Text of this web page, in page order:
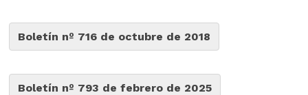
Boletín nº 716 de octubre de 2018
Boletín nº 793 de febrero de 2025